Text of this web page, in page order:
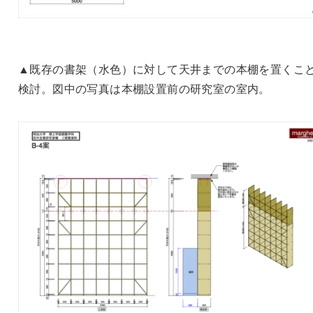
▲既存の書架（水色）に対して天井までの本棚を置くこ
検討。図中の写真は本棚設置前の研究室の室内。